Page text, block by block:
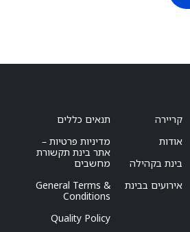
קריירה
אודות
בינת בקהילה
אירועים בבינת
תנאים כללים
מדיניות פרטיות –
אתר בינת תקשורת
מחשבים
General Terms &
Conditions
Quality Policy